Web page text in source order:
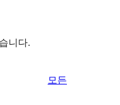
니다.
모든